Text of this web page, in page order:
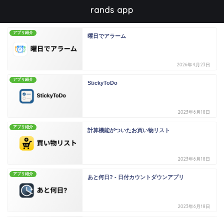
rands app
アプリ紹介
曜日でアラーム
2026年4月23日
アプリ紹介
StickyToDo
2023年6月18日
アプリ紹介
計算機能がついたお買い物リスト
2023年6月18日
アプリ紹介
あと何日? - 日付カウントダウンアプリ
2023年6月18日